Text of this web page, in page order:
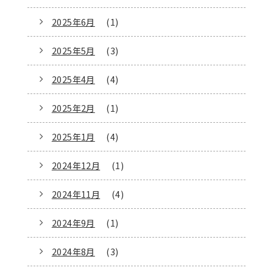
2025年6月 (1)
2025年5月 (3)
2025年4月 (4)
2025年2月 (1)
2025年1月 (4)
2024年12月 (1)
2024年11月 (4)
2024年9月 (1)
2024年8月 (3)